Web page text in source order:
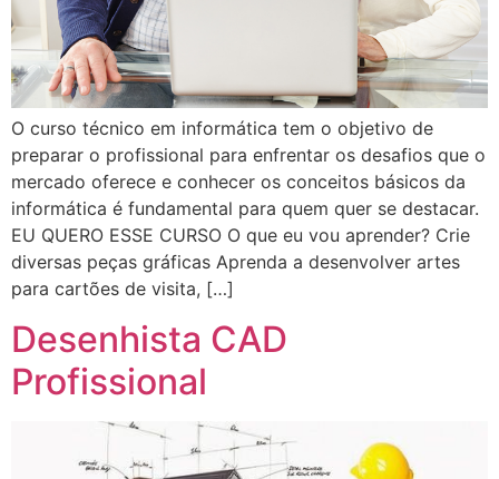
O curso técnico em informática tem o objetivo de
preparar o profissional para enfrentar os desafios que o
mercado oferece e conhecer os conceitos básicos da
informática é fundamental para quem quer se destacar.
EU QUERO ESSE CURSO O que eu vou aprender? Crie
diversas peças gráficas Aprenda a desenvolver artes
para cartões de visita, […]
Desenhista CAD
Profissional